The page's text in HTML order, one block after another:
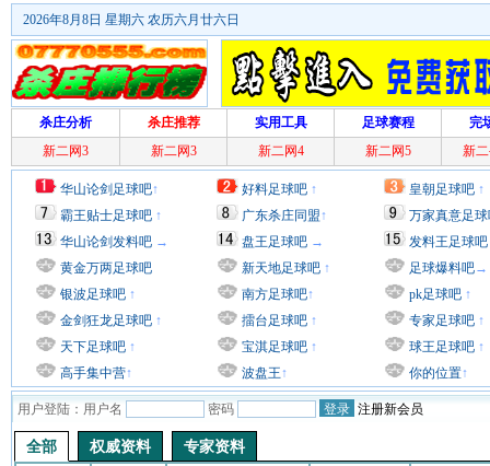
2026年8月8日 星期六 农历六月廿六日
杀庄分析 杀庄推荐 实用工具 足球赛程
完
新二网3
新二网3 新二网4 新二网5 新
华山论剑足球吧↑
霸王贴士足球吧 ↑
华山论剑发料吧 →
黄金万两足球吧
银波足球吧 ↑
金剑狂龙足球吧 ↑
天下足球吧 ↑
高手集中营↑
好料足球吧 ↑
广东杀庄同盟↑
盘王足球吧 →
新天地足球吧 ↑
南方足球吧↑
擂台足球吧 ↑
宝淇足球吧 ↑
波盘王↑
皇朝足球吧 ↑
万家真意足
发料王足球吧
足球爆料吧→
pk足球吧 ↑
专家足球吧 ↑
球王足球吧 ↑
你的位置↑